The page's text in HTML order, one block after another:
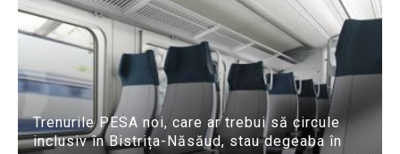
Trenurile PESA noi, care ar trebui să circule
inclusiv în Bistrița-Năsăud, stau degeaba în